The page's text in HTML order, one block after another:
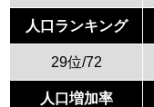
人口ランキング
29位/72
人口増加率